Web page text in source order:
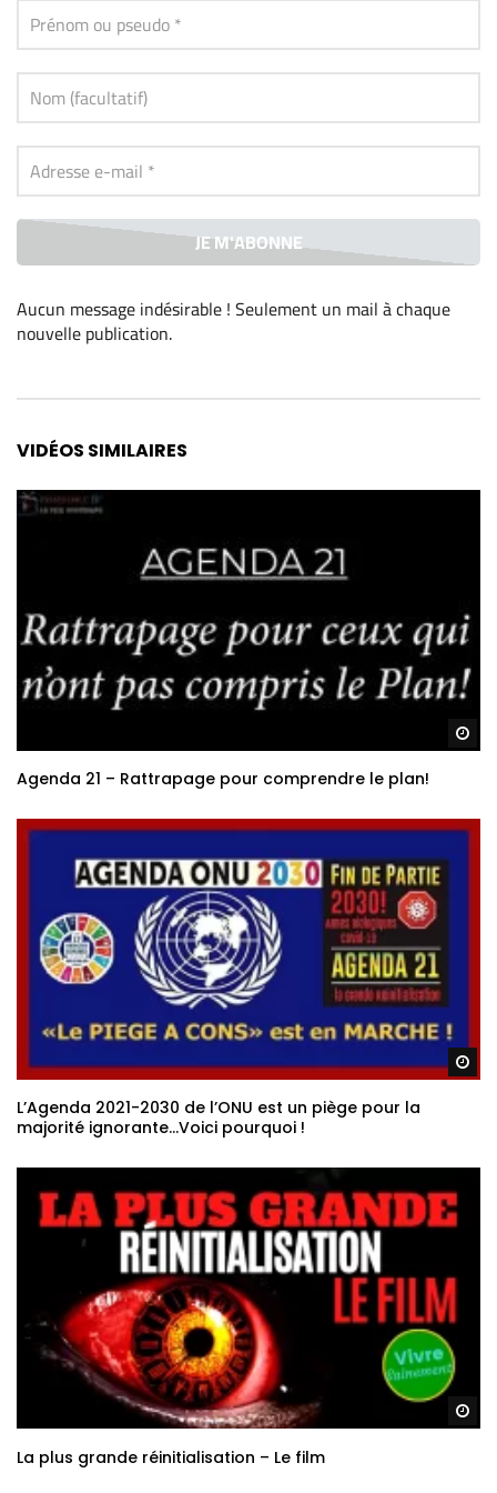
Aucun message indésirable ! Seulement un mail à chaque
nouvelle publication.
VIDÉOS SIMILAIRES
Agenda 21 – Rattrapage pour comprendre le plan!
L’Agenda 2021-2030 de l’ONU est un piège pour la
majorité ignorante…Voici pourquoi !
La plus grande réinitialisation – Le film